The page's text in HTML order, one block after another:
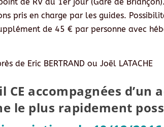
pris en charge par les guides.
de 45 € par personne avec
de Eric BERTRAND ou Joël LATACHE
CE accompagnées d’un
le plus rapidement